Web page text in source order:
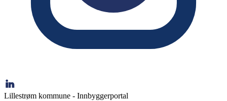
Lillestrøm kommune - Innbyggerportal